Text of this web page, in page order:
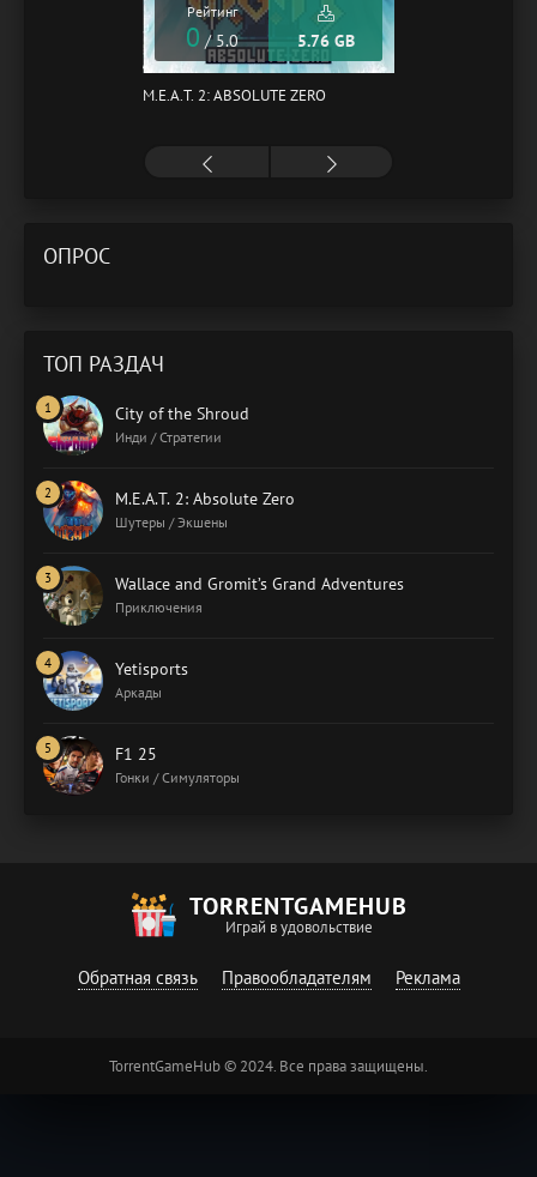
Рейтинг
0 / 5.0 5.76 GB
M.E.A.T. 2: ABSOLUTE ZERO
ОПРОС
ТОП РАЗДАЧ
City of the Shroud
Инди / Стратегии
M.E.A.T. 2: Absolute Zero
Шутеры / Экшены
Wallace and Gromit’s Grand Adventures
Приключения
Yetisports
Аркады
F1 25
Гонки / Симуляторы
TORRENTGAMEHUB
Играй в удовольствие
Обратная связь Правообладателям Реклама
TorrentGameHub © 2024. Все права защищены.